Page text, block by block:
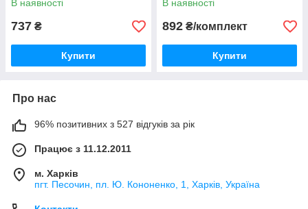
В наявності
737 ₴
Купити
В наявності
892 ₴/комплект
Купити
Про нас
96% позитивних з 527 відгуків за рік
Працює з 11.12.2011
м. Харків
пгт. Песочин, пл. Ю. Кононенко, 1, Харків, Україна